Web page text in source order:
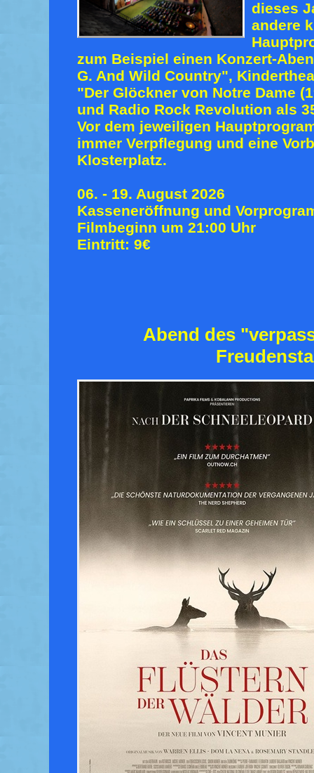
dieses
andere
zum Beispiel einen Konzert-
G. And Wild Country",
"Der Glöckner von Notre Dame
und Radio Rock Revolution als
Vor dem jeweiligen
immer Verpflegung und eine
Klosterplatz.
06. - 19. August 2026
Kasseneröffnung und
Filmbeginn um 21:00 Uhr
Eintritt: 9€
Abend des